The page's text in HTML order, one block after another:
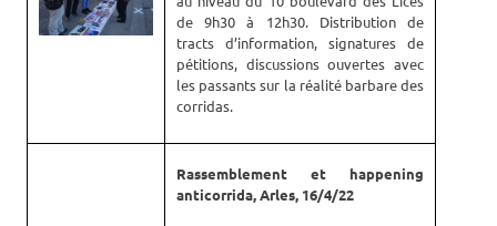
de 9h30 à 12h30. Distribution de
tracts d’information, signatures de
pétitions, discussions ouvertes avec
les passants sur la réalité barbare des
corridas.
Rassemblement et happening
anticorrida, Arles, 16/4/22